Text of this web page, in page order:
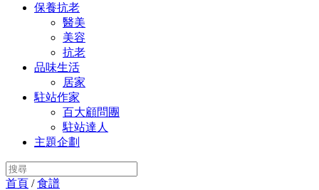
保養抗老
醫美
美容
抗老
品味生活
居家
駐站作家
百大顧問團
駐站達人
主題企劃
首頁 /食譜